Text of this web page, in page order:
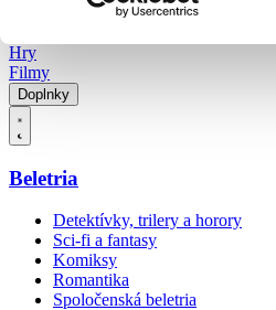
Hry
Filmy
Doplnky
Beletria
Detektívky, trilery a horory
Sci-fi a fantasy
Komiksy
Romantika
Spoločenská beletria